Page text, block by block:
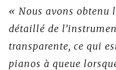
« Nous avons obtenu
détaillé de
transparente, ce qui
pianos à queue